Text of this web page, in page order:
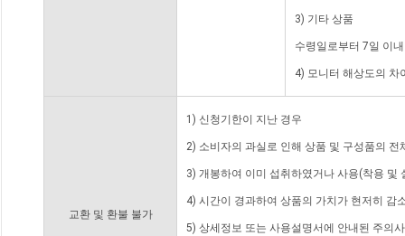
3) 기타 상품
수령일로부터 7일 이
4) 모니터 해상도의 차
교환 및 환불 불가
1) 신청기한이 지난 경우
2) 소비자의 과실로 인해 상품 및 구성품의
3) 개봉하여 이미 섭취하였거나 사용(착용 및
4) 시간이 경과하여 상품의 가치가 현저히 감
5) 상세정보 또는 사용설명서에 안내된 주의